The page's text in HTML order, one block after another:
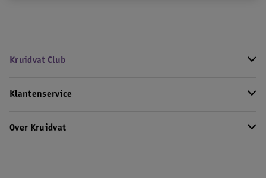
Kruidvat Club
Klantenservice
Over Kruidvat